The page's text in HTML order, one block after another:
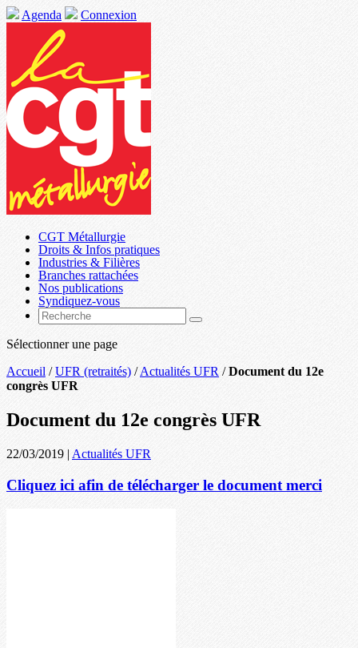
Agenda Connexion
CGT Métallurgie
Droits & Infos pratiques
Industries & Filières
Branches rattachées
Nos publications
Syndiquez-vous
Sélectionner une page
Accueil /UFR (retraités) /Actualités UFR /Document du 12e
congrès UFR
Document du 12e congrès UFR
22/03/2019 | Actualités UFR
Cliquez ici afin de télécharger le document merci